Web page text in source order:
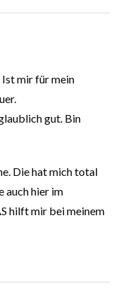
Ist mir für mein
gut. Bin
Die hat mich total
auch hier im
hilft mir bei meinem